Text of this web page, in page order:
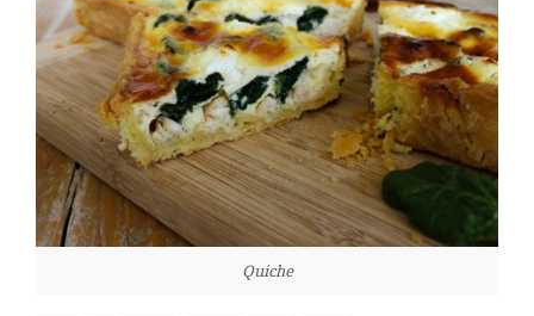
Quiche